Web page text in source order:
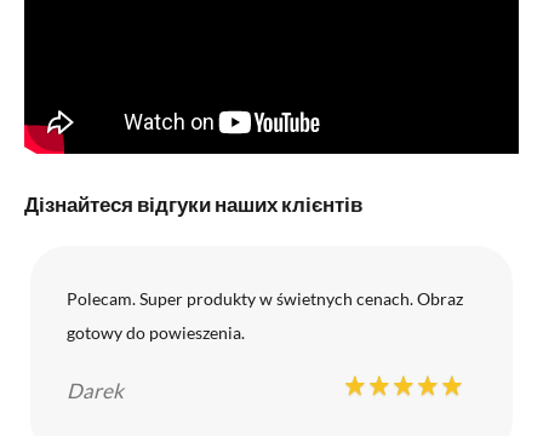
Дізнайтеся відгуки наших клієнтів
Polecam. Super produkty w świetnych cenach. Obraz
gotowy do powieszenia.
Darek